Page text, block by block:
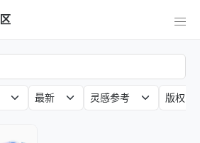
最新 灵感参考 版权